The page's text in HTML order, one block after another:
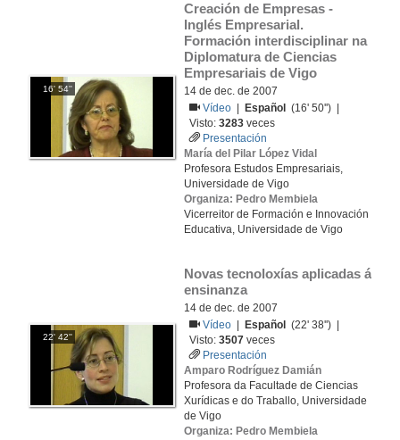
16' 54''
Creación de Empresas -
Inglés Empresarial.
Formación interdisciplinar na
Diplomatura de Ciencias
Empresariais de Vigo
14 de dec. de 2007
Vídeo
Español
(16' 50'') |
Visto:3283 veces
Presentación
María del Pilar López Vidal
Profesora Estudos Empresariais,
Universidade de Vigo
Organiza: Pedro Membiela
Vicerreitor de Formación e Innovación
Educativa, Universidade de Vigo
22' 42''
Novas tecnoloxías aplicadas á
ensinanza
14 de dec. de 2007
Vídeo
Español
(22' 38'') |
Visto:3507 veces
Presentación
Amparo Rodríguez Damián
Profesora da Facultade de Ciencias
Xurídicas e do Traballo, Universidade
de Vigo
Organiza: Pedro Membiela